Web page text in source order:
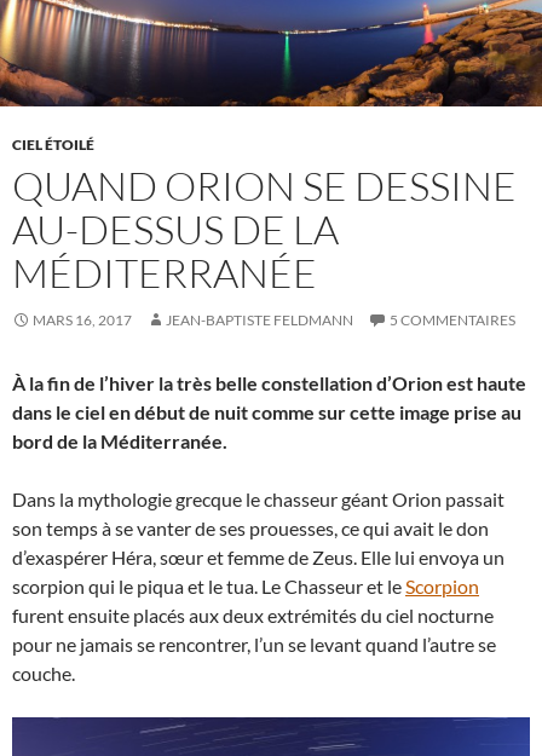
CIEL ÉTOILÉ
QUAND ORION SE DESSINE
AU-DESSUS DE LA
MÉDITERRANÉE
MARS 16, 2017 JEAN-BAPTISTE FELDMANN 5 COMMENTAIRES
À la fin de l’hiver la très belle constellation d’Orion est haute
dans le ciel en début de nuit comme sur cette image prise au
bord de la Méditerranée.
Dans la mythologie grecque le chasseur géant Orion passait
son temps à se vanter de ses prouesses, ce qui avait le don
d’exaspérer Héra, sœur et femme de Zeus. Elle lui envoya un
scorpion qui le piqua et le tua. Le Chasseur et leScorpion
furent ensuite placés aux deux extrémités du ciel nocturne
pour ne jamais se rencontrer, l’un se levant quand l’autre se
couche.